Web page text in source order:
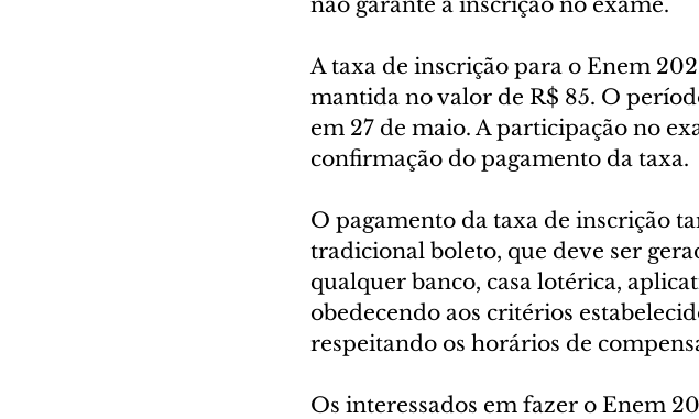
A taxa de inscrição para o Enem
mantida no valor de R$ 85. O
em 27 de maio. A participação no
confirmação do pagamento da taxa.
O pagamento da taxa de inscrição
tradicional boleto, que deve ser
qualquer banco, casa lotérica,
obedecendo aos critérios
respeitando os horários de
Os interessados em fazer o Enem